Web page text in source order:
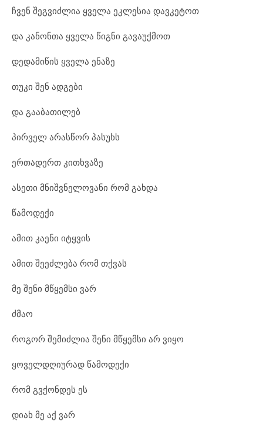
ჩვენ შეგვიძლია ყველა ეკლესია დავკეტოთ
და კანონთა ყველა წიგნი გავაუქმოთ
დედამიწის ყველა ენაზე
თუკი შენ ადგები
და გააბათილებ
პირველ არასწორ პასუხს
ერთადერთ კითხვაზე
ასეთი მნიშვნელოვანი რომ გახდა
წამოდექი
ამით კაენი იტყვის
ამით შეეძლება რომ თქვას
მე შენი მწყემსი ვარ
ძმაო
როგორ შემიძლია შენი მწყემსი არ ვიყო
ყოველდღიურად წამოდექი
რომ გვქონდეს ეს
დიახ მე აქ ვარ